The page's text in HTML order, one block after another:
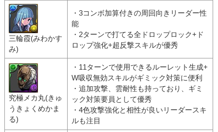
三輪霞(みわかす
み)
・3コンボ加算付きの周回向きリーダー性
能
・2ターンで打てる全ドロップロック+ド
ロップ強化+超反撃スキルが優秀
究極メカ丸(きゅ
うきょくめかま
る)
・11ターンで使用できるルーレット生成+
W吸収無効スキルがギミック対策に便利
・追加攻撃、雲耐性も持っており、ギミ
ック対策要員として優秀
・4色攻撃強化と相性が良いリーダースキ
ルも注目